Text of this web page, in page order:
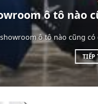
ô tô nào
ô tô nào cũng
TIẾP